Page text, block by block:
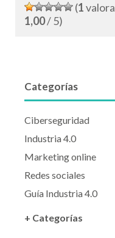
(1
1,00/ 5)
Categorías
Ciberseguridad
Industria 4.0
Marketing online
Redes sociales
Guía Industria 4.0
+ Categorías